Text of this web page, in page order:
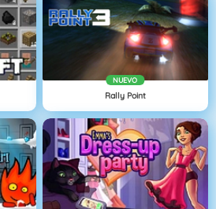
NUEVO
Rally Point